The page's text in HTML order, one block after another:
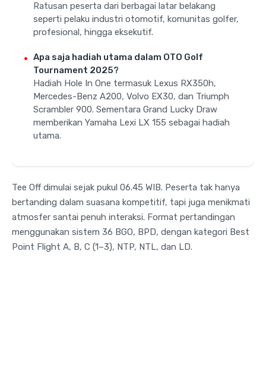
Ratusan peserta dari berbagai latar belakang
seperti pelaku industri otomotif, komunitas golfer,
profesional, hingga eksekutif.
Apa saja hadiah utama dalam OTO Golf
Tournament 2025?
Hadiah Hole In One termasuk Lexus RX350h,
Mercedes-Benz A200, Volvo EX30, dan Triumph
Scrambler 900. Sementara Grand Lucky Draw
memberikan Yamaha Lexi LX 155 sebagai hadiah
utama.
Tee Off dimulai sejak pukul 06.45 WIB. Peserta tak hanya
bertanding dalam suasana kompetitif, tapi juga menikmati
atmosfer santai penuh interaksi. Format pertandingan
menggunakan sistem 36 BGO, BPD, dengan kategori Best
Point Flight A, B, C (1–3), NTP, NTL, dan LD.